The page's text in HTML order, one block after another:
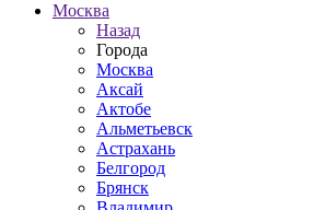
Москва
Назад
Города
Москва
Аксай
Актобе
Альметьевск
Астрахань
Белгород
Брянск